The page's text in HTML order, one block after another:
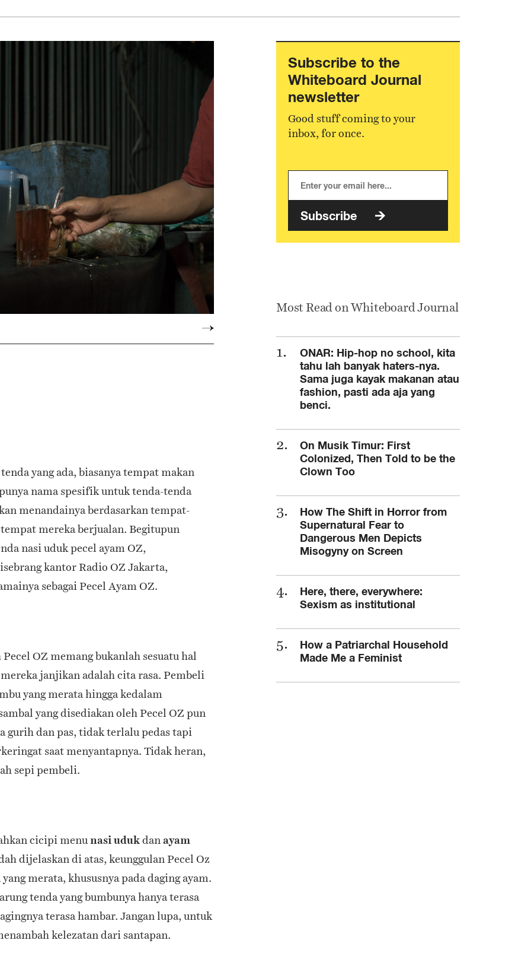
yang ada, biasanya tempat makan
nama spesifik untuk tenda-tenda
menandainya berdasarkan tempat-
mereka berjualan. Begitupun
nasi uduk pecel ayam OZ,
kantor Radio OZ Jakarta,
sebagai Pecel Ayam OZ.
OZ memang bukanlah sesuatu hal
janjikan adalah cita rasa. Pembeli
yang merata hingga kedalam
yang disediakan oleh Pecel OZ pun
gurih dan pas, tidak terlalu pedas tapi
saat menyantapnya. Tidak heran,
sepi pembeli.
cicipi menunasi udukdanayam
dijelaskan di atas, keunggulan Pecel Oz
merata, khususnya pada daging ayam.
tenda yang bumbunya hanya terasa
terasa hambar. Jangan lupa, untuk
kelezatan dari santapan.
Subscribe to the
Whiteboard Journal
newsletter
Good stuff coming to your
inbox, for once.
Subscribe
Most Read on Whiteboard Journal
ONAR: Hip-hop no school, kita
tahu lah banyak haters-nya.
Sama juga kayak makanan atau
fashion, pasti ada aja yang
benci.
On Musik Timur: First
Colonized, Then Told to be the
Clown Too
How The Shift in Horror from
Supernatural Fear to
Dangerous Men Depicts
Misogyny on Screen
Here, there, everywhere:
Sexism as institutional
How a Patriarchal Household
Made Me a Feminist